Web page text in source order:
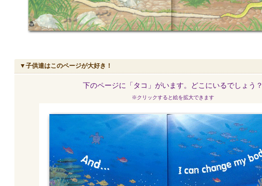
▼子供達はこのページが大好き！
下のページに「タコ」がいます。どこにいるでしょう？
※クリックすると絵を拡大できます